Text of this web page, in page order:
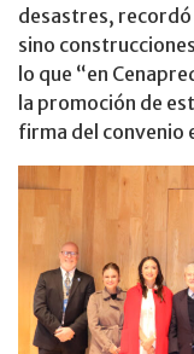
desastres, recordó
sino
lo que “en
la promoción de
firma del convenio